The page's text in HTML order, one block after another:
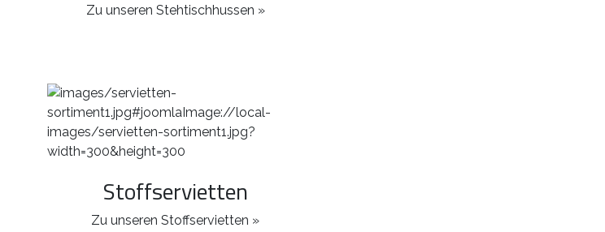
Zu unseren Stehtischhussen »
Stoffservietten
Zu unseren Stoffservietten »